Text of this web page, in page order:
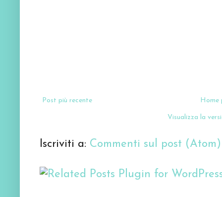
Post più recente Home
Visualizza la
Iscriviti a: Commenti sul post (Atom)